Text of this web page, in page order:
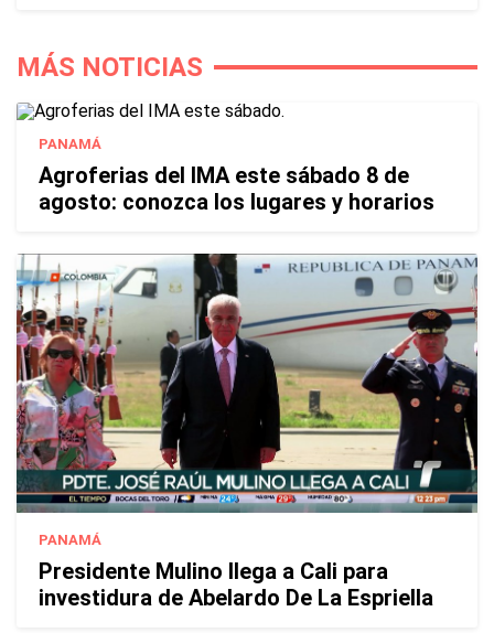
MÁS NOTICIAS
PANAMÁ
Agroferias del IMA este sábado 8 de
agosto: conozca los lugares y horarios
PANAMÁ
Presidente Mulino llega a Cali para
investidura de Abelardo De La Espriella